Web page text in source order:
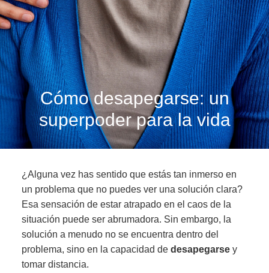
Cómo desapegarse: un
superpoder para la vida
¿Alguna vez has sentido que estás tan inmerso en
un problema que no puedes ver una solución clara?
Esa sensación de estar atrapado en el caos de la
situación puede ser abrumadora. Sin embargo, la
solución a menudo no se encuentra dentro del
problema, sino en la capacidad de desapegarsey
tomar distancia.